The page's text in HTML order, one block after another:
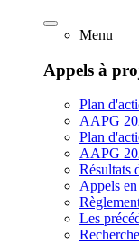
Menu
Appels à
Plan
AAPG
Plan
AAPG
Résultats
Appels
Les